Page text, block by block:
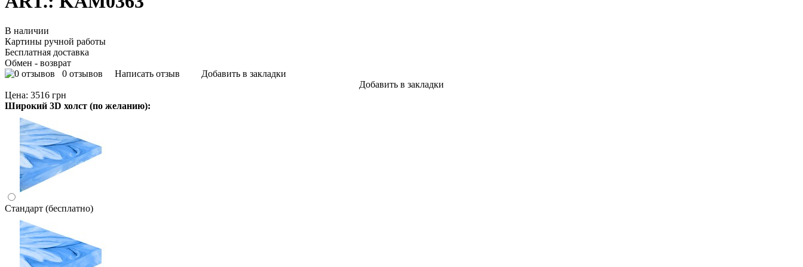
В наличии
Картины ручной работы
Бесплатная доставка
Обмен - возврат
0 отзывов
Написать отзыв
Добавить в закладки
Добавить в закладки
Цена: 3516 грн
Широкий 3D холст (по желанию):
Стандарт (бесплатно)